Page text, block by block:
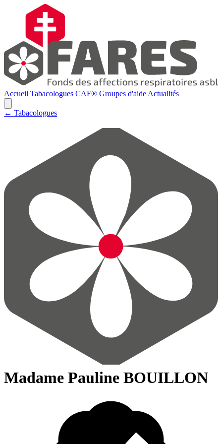
Accueil Tabacologues CAF® Groupes d'aide Actualités
← Tabacologues
Madame Pauline BOUILLON